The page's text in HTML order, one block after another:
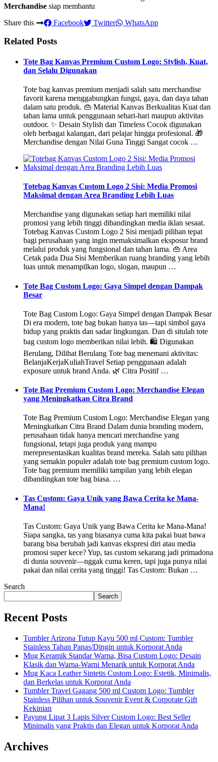
Merchandise siap membantu
Share this
Facebook Twitter WhatsApp
Related Posts
Tote Bag Kanvas Premium Custom Logo: Stylish, Kuat,
dan Selalu Digunakan
Tote bag kanvas premium menjadi salah satu merchandise
favorit karena menggabungkan fungsi, gaya, dan daya tahan
dalam satu produk. 👜 Material Kanvas Berkualitas Kuat dan
tahan lama untuk penggunaan sehari-hari maupun aktivitas
outdoor. ✨ Desain Stylish dan Timeless Cocok digunakan
oleh berbagai kalangan, dari pelajar hingga profesional. 🎁
Merchandise dengan Nilai Guna Tinggi Sangat cocok …
Totebag Kanvas Custom Logo 2 Sisi: Media Promosi
Maksimal dengan Area Branding Lebih Luas
Merchandise yang digunakan setiap hari memiliki nilai
promosi yang lebih tinggi dibandingkan media iklan sesaat.
Totebag Kanvas Custom Logo 2 Sisi menjadi pilihan tepat
bagi perusahaan yang ingin memaksimalkan eksposur brand
melalui produk yang fungsional dan tahan lama. 👜 Area
Cetak pada Dua Sisi Memberikan ruang branding yang lebih
luas untuk menampilkan logo, slogan, maupun …
Tote Bag Custom Logo: Gaya Simpel dengan Dampak
Besar
Tote Bag Custom Logo: Gaya Simpel dengan Dampak Besar
Di era modern, tote bag bukan hanya tas—tapi simbol gaya
hidup yang praktis dan sadar lingkungan. Dan di situlah tote
bag custom logo memberikan nilai lebih. 🛍️ Digunakan
Berulang, Dilihat Berulang Tote bag menemani aktivitas:
BelanjaKerjaKuliahTravel Setiap penggunaan adalah
exposure untuk brand Anda. 🌿 Citra Positif …
Tote Bag Premium Custom Logo: Merchandise Elegan
yang Meningkatkan Citra Brand
Tote Bag Premium Custom Logo: Merchandise Elegan yang
Meningkatkan Citra Brand Dalam dunia branding modern,
perusahaan tidak hanya mencari merchandise yang
fungsional, tetapi juga produk yang mampu
merepresentasikan kualitas brand mereka. Salah satu pilihan
yang semakin populer adalah tote bag premium custom logo.
Tote bag premium memiliki tampilan yang lebih elegan
dibandingkan tote bag biasa. …
Tas Custom: Gaya Unik yang Bawa Cerita ke Mana-
Mana!
Tas Custom: Gaya Unik yang Bawa Cerita ke Mana-Mana!
Siapa sangka, tas yang biasanya cuma kita pakai buat bawa
barang bisa berubah jadi kanvas ekspresi diri atau media
promosi super kece? Yup, tas custom sekarang jadi primadona
di dunia souvenir—nggak cuma keren, tapi juga punya nilai
pakai dan nilai cerita yang tinggi! Tas Custom: Bukan …
Search
Search
Recent Posts
Tumbler Arizona Tutup Kayu 500 ml Custom: Tumbler
Stainless Tahan Panas/Dingin untuk Korporat Anda
Mug Keramik Standar Warna, Bisa Custom Logo: Desain
Klasik dan Warna-Warni Menarik untuk Korporat Anda
Mug Kaca Leather Sintetis Custom Logo: Estetik, Minimalis,
dan Berkelas untuk Korporat Anda
Tumbler Travel Gagang 500 ml Custom Logo: Tumbler
Stainless Pilihan untuk Souvenir Event & Corporate Gift
Kekinian
Payung Lipat 3 Lapis Silver Custom Logo: Best Seller
Minimalis yang Praktis dan Elegan untuk Korporat Anda
Archives